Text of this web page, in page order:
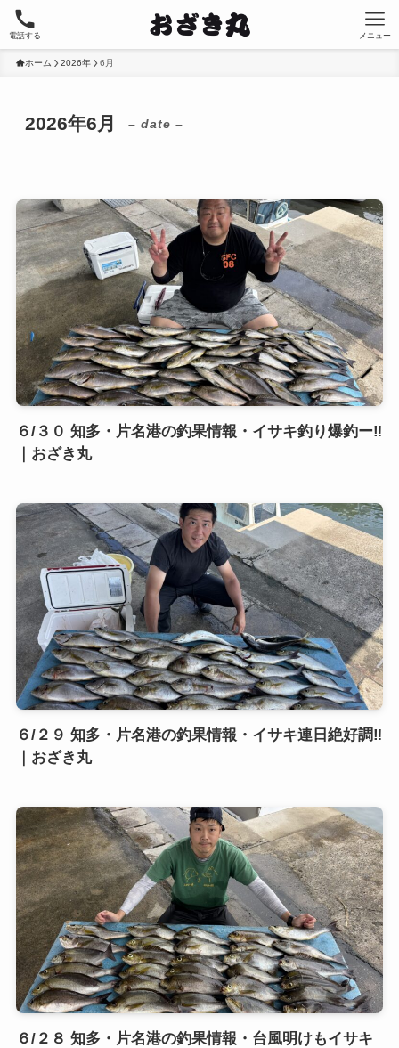
電話する メニュー
ホーム 2026年 6月
2026年6月 – date –
６/３０ 知多・片名港の釣果情報・イサキ釣り爆釣ー‼️
｜おざき丸
６/２９ 知多・片名港の釣果情報・イサキ連日絶好調‼️
｜おざき丸
６/２８ 知多・片名港の釣果情報・台風明けもイサキ